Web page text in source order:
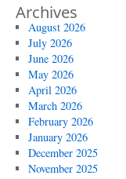
Archives
August 2026
July 2026
June 2026
May 2026
April 2026
March 2026
February 2026
January 2026
December 2025
November 2025